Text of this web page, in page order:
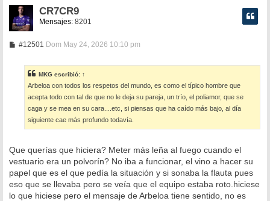
CR7CR9
Mensajes: 8201
#12501 M
a
j
e
Dom May 24, 2026 10:10 pm
MKG escribió: ↑
Arbeloa con todos los respetos del mundo, es como el típico hombre que
acepta todo con tal de que no le deja su pareja, un trío, el poliamor, que se
caga y se mea en su cara....etc, si piensas que ha caído más bajo, al día
siguiente cae más profundo todavía.
Que querías que hiciera? Meter más leña al fuego cuando el
vestuario era un polvorín? No iba a funcionar, el vino a hacer su
papel que es el que pedía la situación y si sonaba la flauta pues
eso que se llevaba pero se veía que el equipo estaba roto.hiciese
lo que hiciese pero el mensaje de Arbeloa tiene sentido, no es